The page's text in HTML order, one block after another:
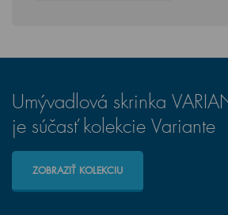
Umývadlová skrinka
je súčasť kolekcie Variante
ZOBRAZIŤ KOLEKCIU